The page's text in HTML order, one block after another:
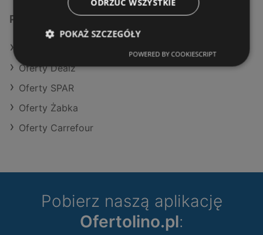
Podobne sklepy detaliczne
Oferty Dealz
Oferty SPAR
Oferty Żabka
Oferty Carrefour
Pobierz naszą aplikację
Ofertolino.pl:
POKAŻ SZCZEGÓŁY
POWERED BY COOKIESCRIPT